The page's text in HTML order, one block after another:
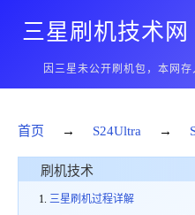
三星刷机技术网
因三星未公开刷机包，本网
首页 → S24Ultra →
刷机技术
三星刷机过程详解